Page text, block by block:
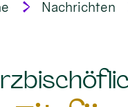
Nachrichten